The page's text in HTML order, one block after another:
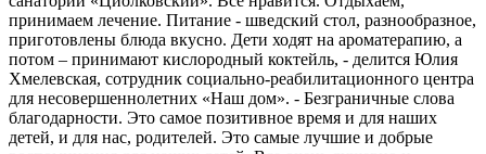
принимаем лечение. Питание - шведский стол, разнообразное,
приготовлены блюда вкусно. Дети ходят на ароматерапию, а
потом – принимают кислородный коктейль, - делится Юлия
Хмелевская, сотрудник социально-реабилитационного центра
для несовершеннолетних «Наш дом». - Безграничные слова
благодарности. Это самое позитивное время и для наших
детей, и для нас, родителей. Это самые лучшие и добрые